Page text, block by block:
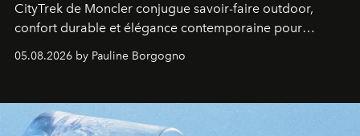
CityTrek de Moncler conjugue savoir-faire outdoor,
confort durable et élégance contemporaine pour
accompagner les explorations du quotidien.
05.08.2026 by Pauline Borgogno